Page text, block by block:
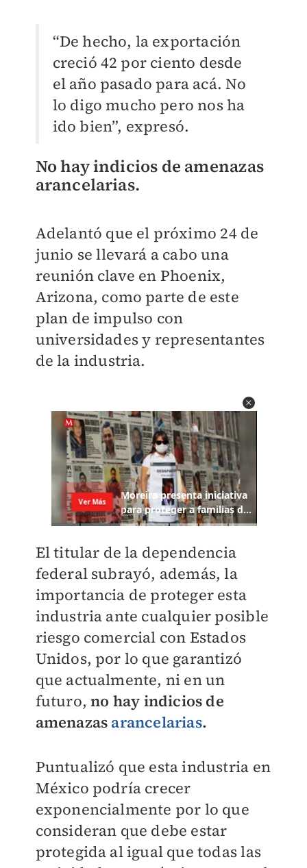
“De hecho, la exportación
creció 42 por ciento desde
el año pasado para acá. No
lo digo mucho pero nos ha
ido bien”, expresó.
No hay indicios de amenazas
arancelarias.
Adelantó que el próximo 24 de
junio se llevará a cabo una
reunión clave en Phoenix,
Arizona, como parte de este
plan de impulso con
universidades y representantes
de la industria.
El titular de la dependencia
federal subrayó, además, la
importancia de proteger esta
industria ante cualquier posible
riesgo comercial con Estados
Unidos, por lo que garantizó
que actualmente, ni en un
futuro,no hay indicios de
amenazas arancelarias.
Puntualizó que esta industria en
México podría crecer
exponencialmente por lo que
consideran que debe estar
protegida al igual que todas las